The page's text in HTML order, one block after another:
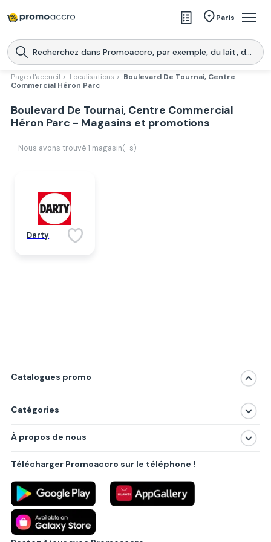
Paris
Magasins
Produits
Promoaccro
l'application
Page d'accueil > Localisations > Boulevard De Tournai, Centre
Commercial Héron Parc
Boulevard De Tournai, Centre Commercial
Héron Parc - Magasins et promotions
Nous avons trouvé 1 magasin(-s)
Darty
Catalogues promo
Catégories
Produits
Villes principales
À propos de nous
Politique de confidentialité
Règlements
Partenariat B2B
Blog
Contact
Télécharger Promoaccro sur le téléphone !